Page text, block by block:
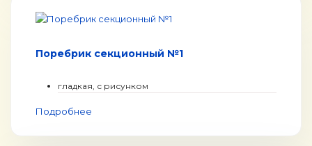
Поребрик секционный №1
гладкая, с рисунком
Подробнее